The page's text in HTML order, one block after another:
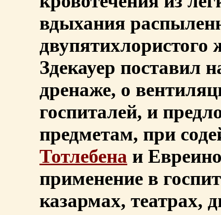
вдыхания
двупятихлористого
Здекауер поставил
дренаже, о
госпиталей, и
предметам, при
Тотлебена и
применение в
казармах, театрах,